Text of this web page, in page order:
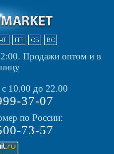
Продажи оптом и в
10.00 до 22.00
37-07
по России:
73-57